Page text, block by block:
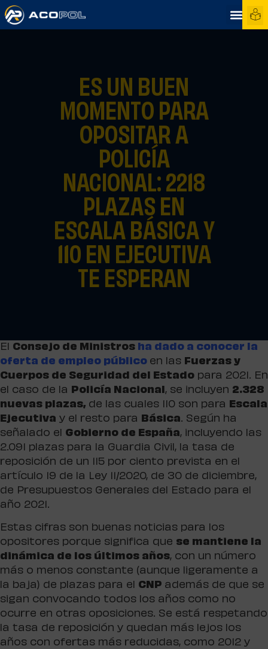
ES UN BUEN
MOMENTO PARA
OPOSITAR A
POLICÍA
NACIONAL: 2218
PLAZAS EN
ESCALA BÁSICA Y
110 EN EJECUTIVA
TE ESPERAN
El Consejo de Ministros ha dado a conocer la
oferta de empleo público en las
Fuerzas y
Cuerpos de Seguridad del Estado para 2021. En
el caso de la
Policía Nacional , se incluyen 2.328
nuevas plazas, de las cuales 110 son para
Escala
Ejecutiva y el resto para Básica. Según ha
señalado el Gobierno de España, incluyendo las
2.091 plazas para la Guardia Civil, la tasa de
reposición de un 115 por ciento prevista en el
artículo 19 de la Ley 11/2020, de 30 de diciembre,
de Presupuestos Generales del Estado para el
año 2021.
Estas cifras son buenas noticias para los
opositores porque significa que se mantiene la
dinámica de los últimos años, con un número
más o menos constante (aunque ligeramente a
la baja) de plazas para el CNP además de que se
sigan convocando todos los años como no
ocurre en otras oposiciones. Se está respetando
la tasa de reposición y quedan más lejos los
años con ofertas más reducidas, como 2012 y